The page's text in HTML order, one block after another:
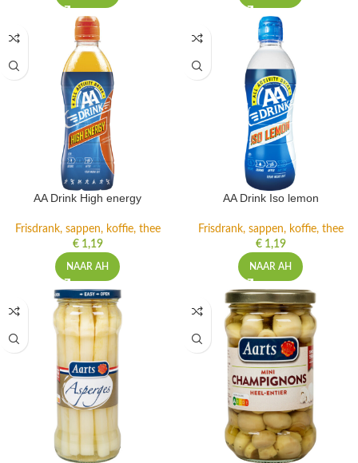
AA Drink High energy
Frisdrank, sappen, koffie, thee
€1,19
NAAR AH
AA Drink Iso lemon
Frisdrank, sappen, koffie, thee
€1,19
NAAR AH